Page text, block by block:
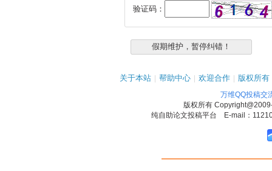
验证码：
关于本站 | 帮助中心 | 欢迎合作 | 版权所有
万维QQ投稿交
版权所有
纯自助论文投稿平台 E-mail：